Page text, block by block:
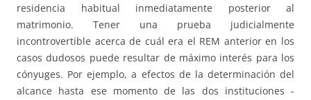
residencia habitual inmediatamente posterior al
matrimonio. Tener una prueba judicialmente
incontrovertible acerca de cuál era el REM anterior en los
casos dudosos puede resultar de máximo interés para los
cónyuges. Por ejemplo, a efectos de la determinación del
alcance hasta ese momento de las dos instituciones -